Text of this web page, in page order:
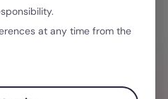
di lettura
at any time from the